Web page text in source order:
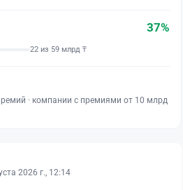
37%
22 из 59 млрд ₸
· компании с премиями от 10 млрд
2026 г., 12:14